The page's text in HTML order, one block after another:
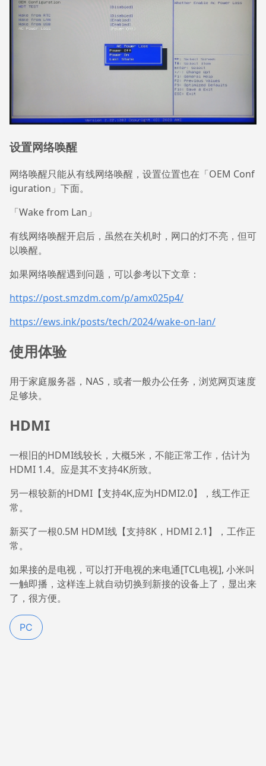
设置网络唤醒
网络唤醒只能从有线网络唤醒，设置位置也在「OEM Conf
iguration」下面。
「Wake from Lan」
有线网络唤醒开启后，虽然在关机时，网口的灯不亮，但可
以唤醒。
如果网络唤醒遇到问题，可以参考以下文章：
https://post.smzdm.com/p/amx025p4/
https://ews.ink/posts/tech/2024/wake-on-lan/
使用体验
用于家庭服务器，NAS，或者一般办公任务，浏览网页速度
足够块。
HDMI
一根旧的HDMI线较长，大概5米，不能正常工作，估计为
HDMI 1.4。应是其不支持4K所致。
另一根较新的HDMI【支持4K,应为HDMI2.0】，线工作正
常。
新买了一根0.5M HDMI线【支持8K，HDMI 2.1】，工作正
常。
如果接的是电视，可以打开电视的来电通[TCL电视], 小米叫
一触即播，这样连上就自动切换到新接的设备上了，显出来
了，很方便。
PC